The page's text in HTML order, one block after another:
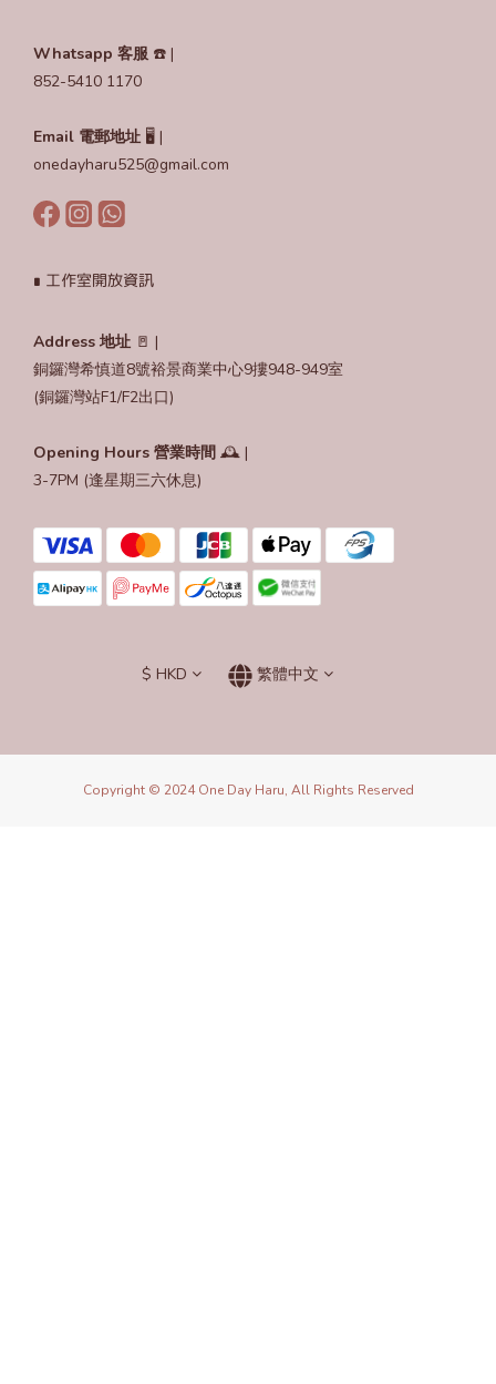
Whatsapp 客服 ☎️ |
852-5410 1170
Email 電郵地址 🖥️ |
onedayharu525@gmail.com
∎ 工作室開放資訊
Address 地址 🚪 |
銅鑼灣希慎道8號裕景商業中心9摟948-949室
(銅鑼灣站F1/F2出口)
Opening Hours 營業時間 🕰️ |
3-7PM (逢星期三六休息)
$ HKD 繁體中文
Copyright © 2024 One Day Haru, All Rights Reserved